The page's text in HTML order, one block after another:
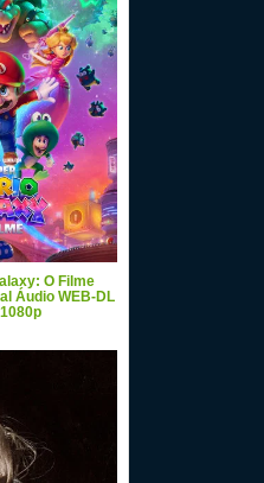
O Filme
Áudio WEB-DL